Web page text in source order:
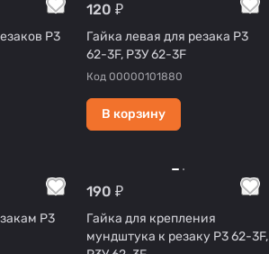
Р3
120 ₽
Гайка левая для резака Р3
62-3F, Р3У 62-3F
Код 00000101880
В корзину
Р3
190 ₽
Гайка для крепления
мундштука к резаку Р3 62-3F,